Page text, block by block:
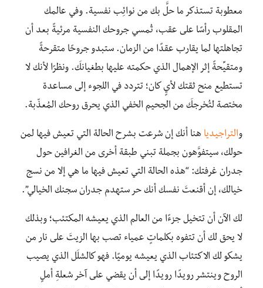
معطوبة تستذكر ما حلَّ بك من نوائِب نفسية. وفي عالمك
المقلوب رأسًا على عقب، تُمسي جروحك النفسية مرئيةً بعد أن
تجاهلتها لما يقارب عقدًا من الزمان. ستبدو جروحًا متقرحةً
ومتقيِّحةً إثر الإهمال الذي حكمته عليها بطغيانكَ. ونظرًا لأنك لا
تستطيع منح ثقتك لأيٍ كان؛ تتردد في اللجوء إلى مساعدة
مختصة لتُخرجكَ من الجحيم الخفي الذي يحرق روحك المُعذّبة.
والتراجيديا هنا أنك إن شرعت بشرح الحالة التي تعيش فيها لمن
حولك، سيتفوَّهون بجملة تبني طبقة أخرى من الغرافين حول
جدران غرفتك: “هذه الحالة التي تعيش فيها ما هي إلا من نسج
خيالك، إن أقنعتَ نفسك أنك حر ستهدم جدران سجنك الخيالي”.
لك الآن أن تتخيل جزءًا من العالم الذي يعيشه المكتئب؛ وبذلك
لا يحق لك أن تتفوه بكلماتٍ عمياء تصب بها الزيتَ على نار من
يشكو لك الاكتئاب الذي يعيشه يوميًا. فهو كالشلَل الذي يصيب
الروح وينتشر رويدًا رويدًا إلى أن يقضي على آخر شعلةِ أملٍ